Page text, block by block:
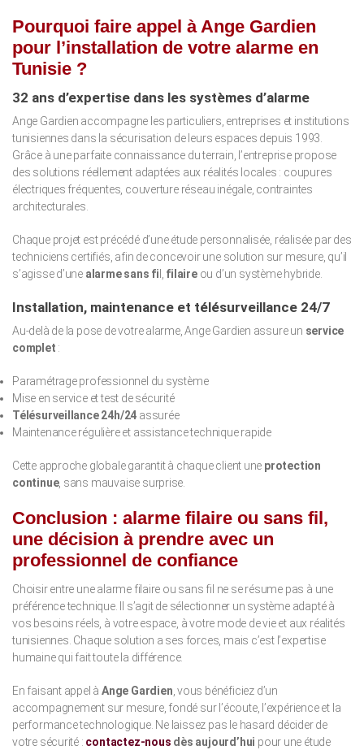
Pourquoi faire appel à Ange Gardien
pour l’installation de votre alarme en
Tunisie ?
32 ans d’expertise dans les systèmes d’alarme
Ange Gardien accompagne les particuliers, entreprises et institutions
tunisiennes dans la sécurisation de leurs espaces depuis 1993.
Grâce à une parfaite connaissance du terrain, l’entreprise propose
des solutions réellement adaptées aux réalités locales : coupures
électriques fréquentes, couverture réseau inégale, contraintes
architecturales.
Chaque projet est précédé d’une étude personnalisée, réalisée par des
techniciens certifiés, afin de concevoir une solution sur mesure, qu’il
s’agisse d’une alarme sans fi filaireou d’un système hybride.
Installation, maintenance et télésurveillance 24/7
Au-delà de la pose de votre alarme, Ange Gardien assure un service
complet :
Paramétrage professionnel du système
Mise en service et test de sécurité
Télésurveillance 24h/24 assurée
Maintenance régulière et assistance technique rapide
Cette approche globale garantit à chaque client une protection
continue, sans mauvaise surprise.
Conclusion : alarme filaire ou sans fil,
une décision à prendre avec un
professionnel de confiance
Choisir entre une alarme filaire ou sans fil ne se résume pas à une
préférence technique. Il s’agit de sélectionner un système adapté à
vos besoins réels, à votre espace, à votre mode de vie et aux réalités
tunisiennes. Chaque solution a ses forces, mais c’est l’expertise
humaine qui fait toute la différence.
En faisant appel àAnge Gardien , vous bénéficiez d’un
accompagnement sur mesure, fondé sur l’écoute, l’expérience et la
performance technologique. Ne laissez pas le hasard décider de
votre sécurité : contactez-nous dès aujourd’hui pour une étude